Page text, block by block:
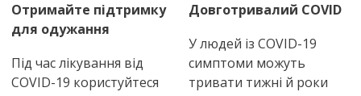
Отримайте підтримку
для одужання
Під час лікування від
COVID-19 користуйтеся
Довготривалий COVID
У людей із COVID-19
симптоми можуть
тривати тижні й роки